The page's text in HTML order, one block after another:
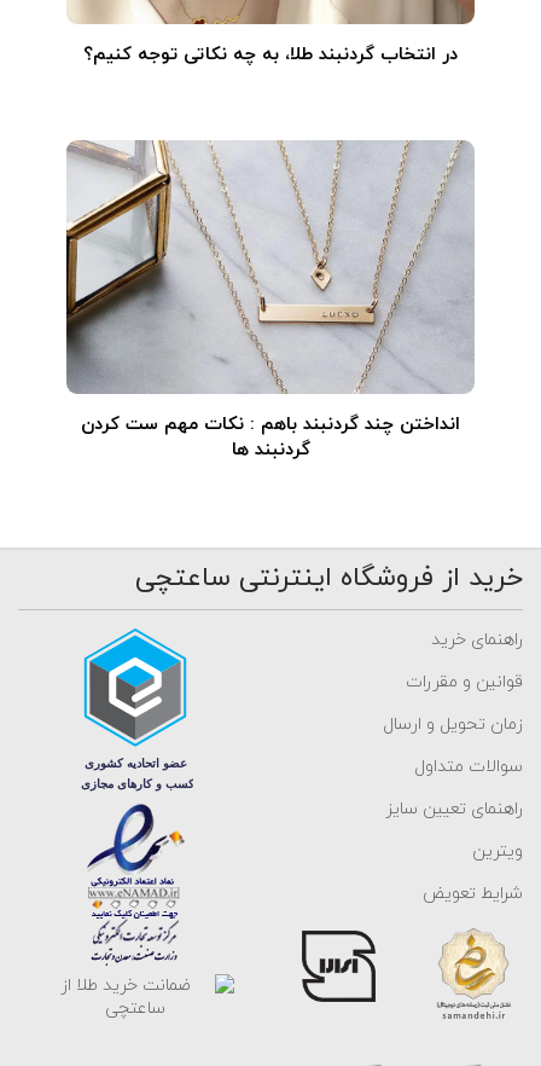
در انتخاب گردنبند طلا‌، به چه نکاتی توجه کنیم؟
انداختن چند گردنبند باهم : نکات مهم ست کردن
گردنبند ها
خرید از فروشگاه اینترنتی ساعتچی
راهنمای خرید
قوانین و مقررات
زمان تحویل و ارسال
سوالات متداول
راهنمای تعیین سایز
ویترین
شرایط تعویض